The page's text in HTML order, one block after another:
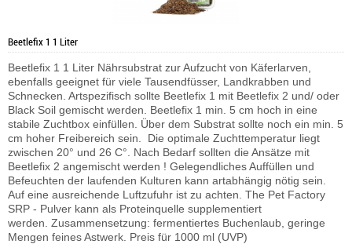
Beetlefix 1 1 Liter
Beetlefix 1 1 Liter Nährsubstrat zur Aufzucht von Käferlarven,
ebenfalls geeignet für viele Tausendfüsser, Landkrabben und
Schnecken. Artspezifisch sollte Beetlefix 1 mit Beetlefix 2 und/ oder
Black Soil gemischt werden. Beetlefix 1 min. 5 cm hoch in eine
stabile Zuchtbox einfüllen. Über dem Substrat sollte noch ein min. 5
cm hoher Freibereich sein. Die optimale Zuchttemperatur liegt
zwischen 20° und 26 C°. Nach Bedarf sollten die Ansätze mit
Beetlefix 2 angemischt werden ! Gelegendliches Auffüllen und
Befeuchten der laufenden Kulturen kann artabhängig nötig sein.
Auf eine ausreichende Luftzufuhr ist zu achten. The Pet Factory
SRP - Pulver kann als Proteinquelle supplementiert
werden. Zusammensetzung: fermentiertes Buchenlaub, geringe
Mengen feines Astwerk. Preis für 1000 ml (UVP)